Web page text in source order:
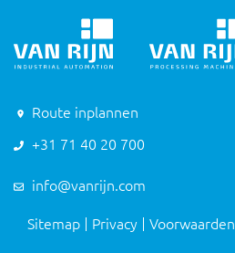
Route inplannen
+31 71 40 20 700
info@vanrijn.com
Sitemap Privacy Voorwaarden